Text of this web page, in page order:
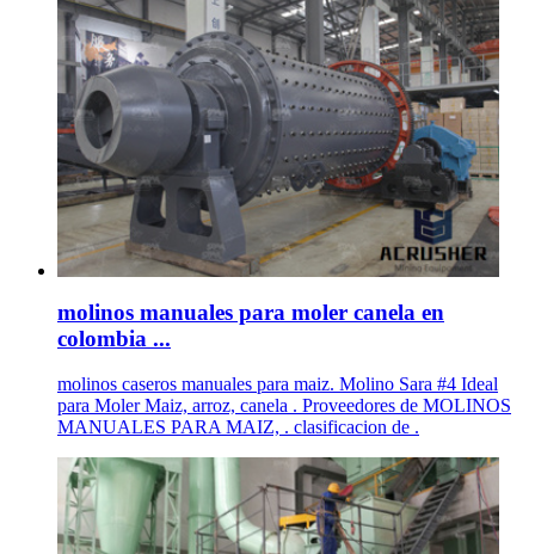
molinos manuales para moler canela en
colombia ...
molinos caseros manuales para maiz. Molino Sara #4 Ideal
para Moler Maiz, arroz, canela . Proveedores de MOLINOS
MANUALES PARA MAIZ, . clasificacion de .